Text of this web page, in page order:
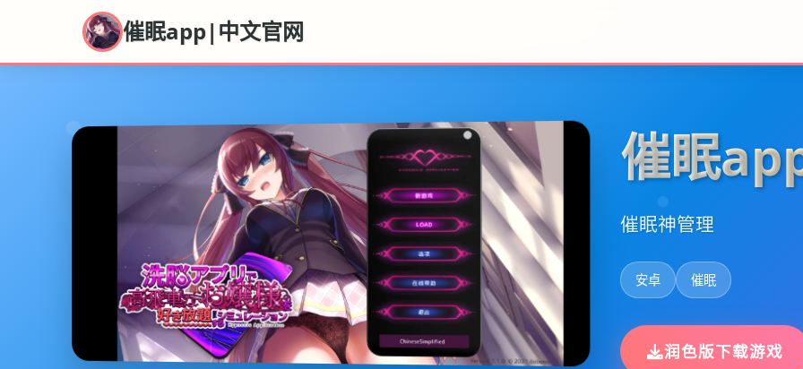
催眠app|中文官网
催眠
催眠神管理
安卓 催眠
润色版下载游戏